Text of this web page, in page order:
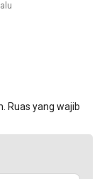
Ruas yang wajib